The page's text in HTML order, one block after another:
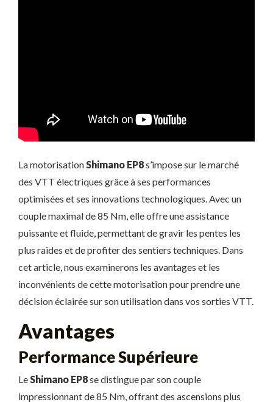
La motorisation Shimano EP8s’impose sur le marché
des VTT électriques grâce à ses performances
optimisées et ses innovations technologiques. Avec un
couple maximal de 85 Nm, elle offre une assistance
puissante et fluide, permettant de gravir les pentes les
plus raides et de profiter des sentiers techniques. Dans
cet article, nous examinerons les avantages et les
inconvénients de cette motorisation pour prendre une
décision éclairée sur son utilisation dans vos sorties VTT.
Avantages
Performance Supérieure
Le Shimano EP8se distingue par son couple
impressionnant de 85 Nm, offrant des ascensions plus